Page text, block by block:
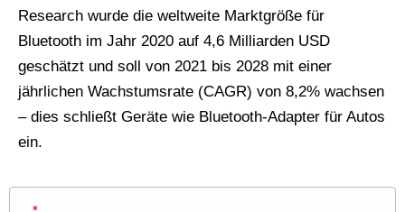
Research wurde die weltweite Marktgröße für
Bluetooth im Jahr 2020 auf 4,6 Milliarden USD
geschätzt und soll von 2021 bis 2028 mit einer
jährlichen Wachstumsrate (CAGR) von 8,2% wachsen
– dies schließt Geräte wie Bluetooth-Adapter für Autos
ein.